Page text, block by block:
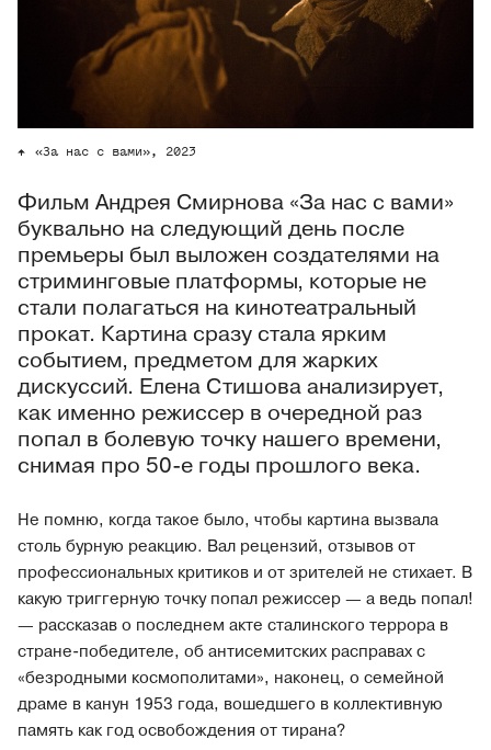
«За нас с вами», 2023
Фильм Андрея Смирнова «За нас с вами»
буквально на следующий день после
премьеры был выложен создателями на
стриминговые платформы, которые не
стали полагаться на кинотеатральный
прокат. Картина сразу стала ярким
событием, предметом для жарких
дискуссий. Елена Стишова анализирует,
как именно режиссер в очередной раз
попал в болевую точку нашего времени,
снимая про 50-е годы прошлого века.
Не помню, когда такое было, чтобы картина вызвала
столь бурную реакцию. Вал рецензий, отзывов от
профессиональных критиков и от зрителей не стихает. В
какую триггерную точку попал режиссер — а ведь попал!
— рассказав о последнем акте сталинского террора в
стране-победителе, об антисемитских расправах с
«безродными космополитами», наконец, о семейной
драме в канун 1953 года, вошедшего в коллективную
память как год освобождения от тирана?